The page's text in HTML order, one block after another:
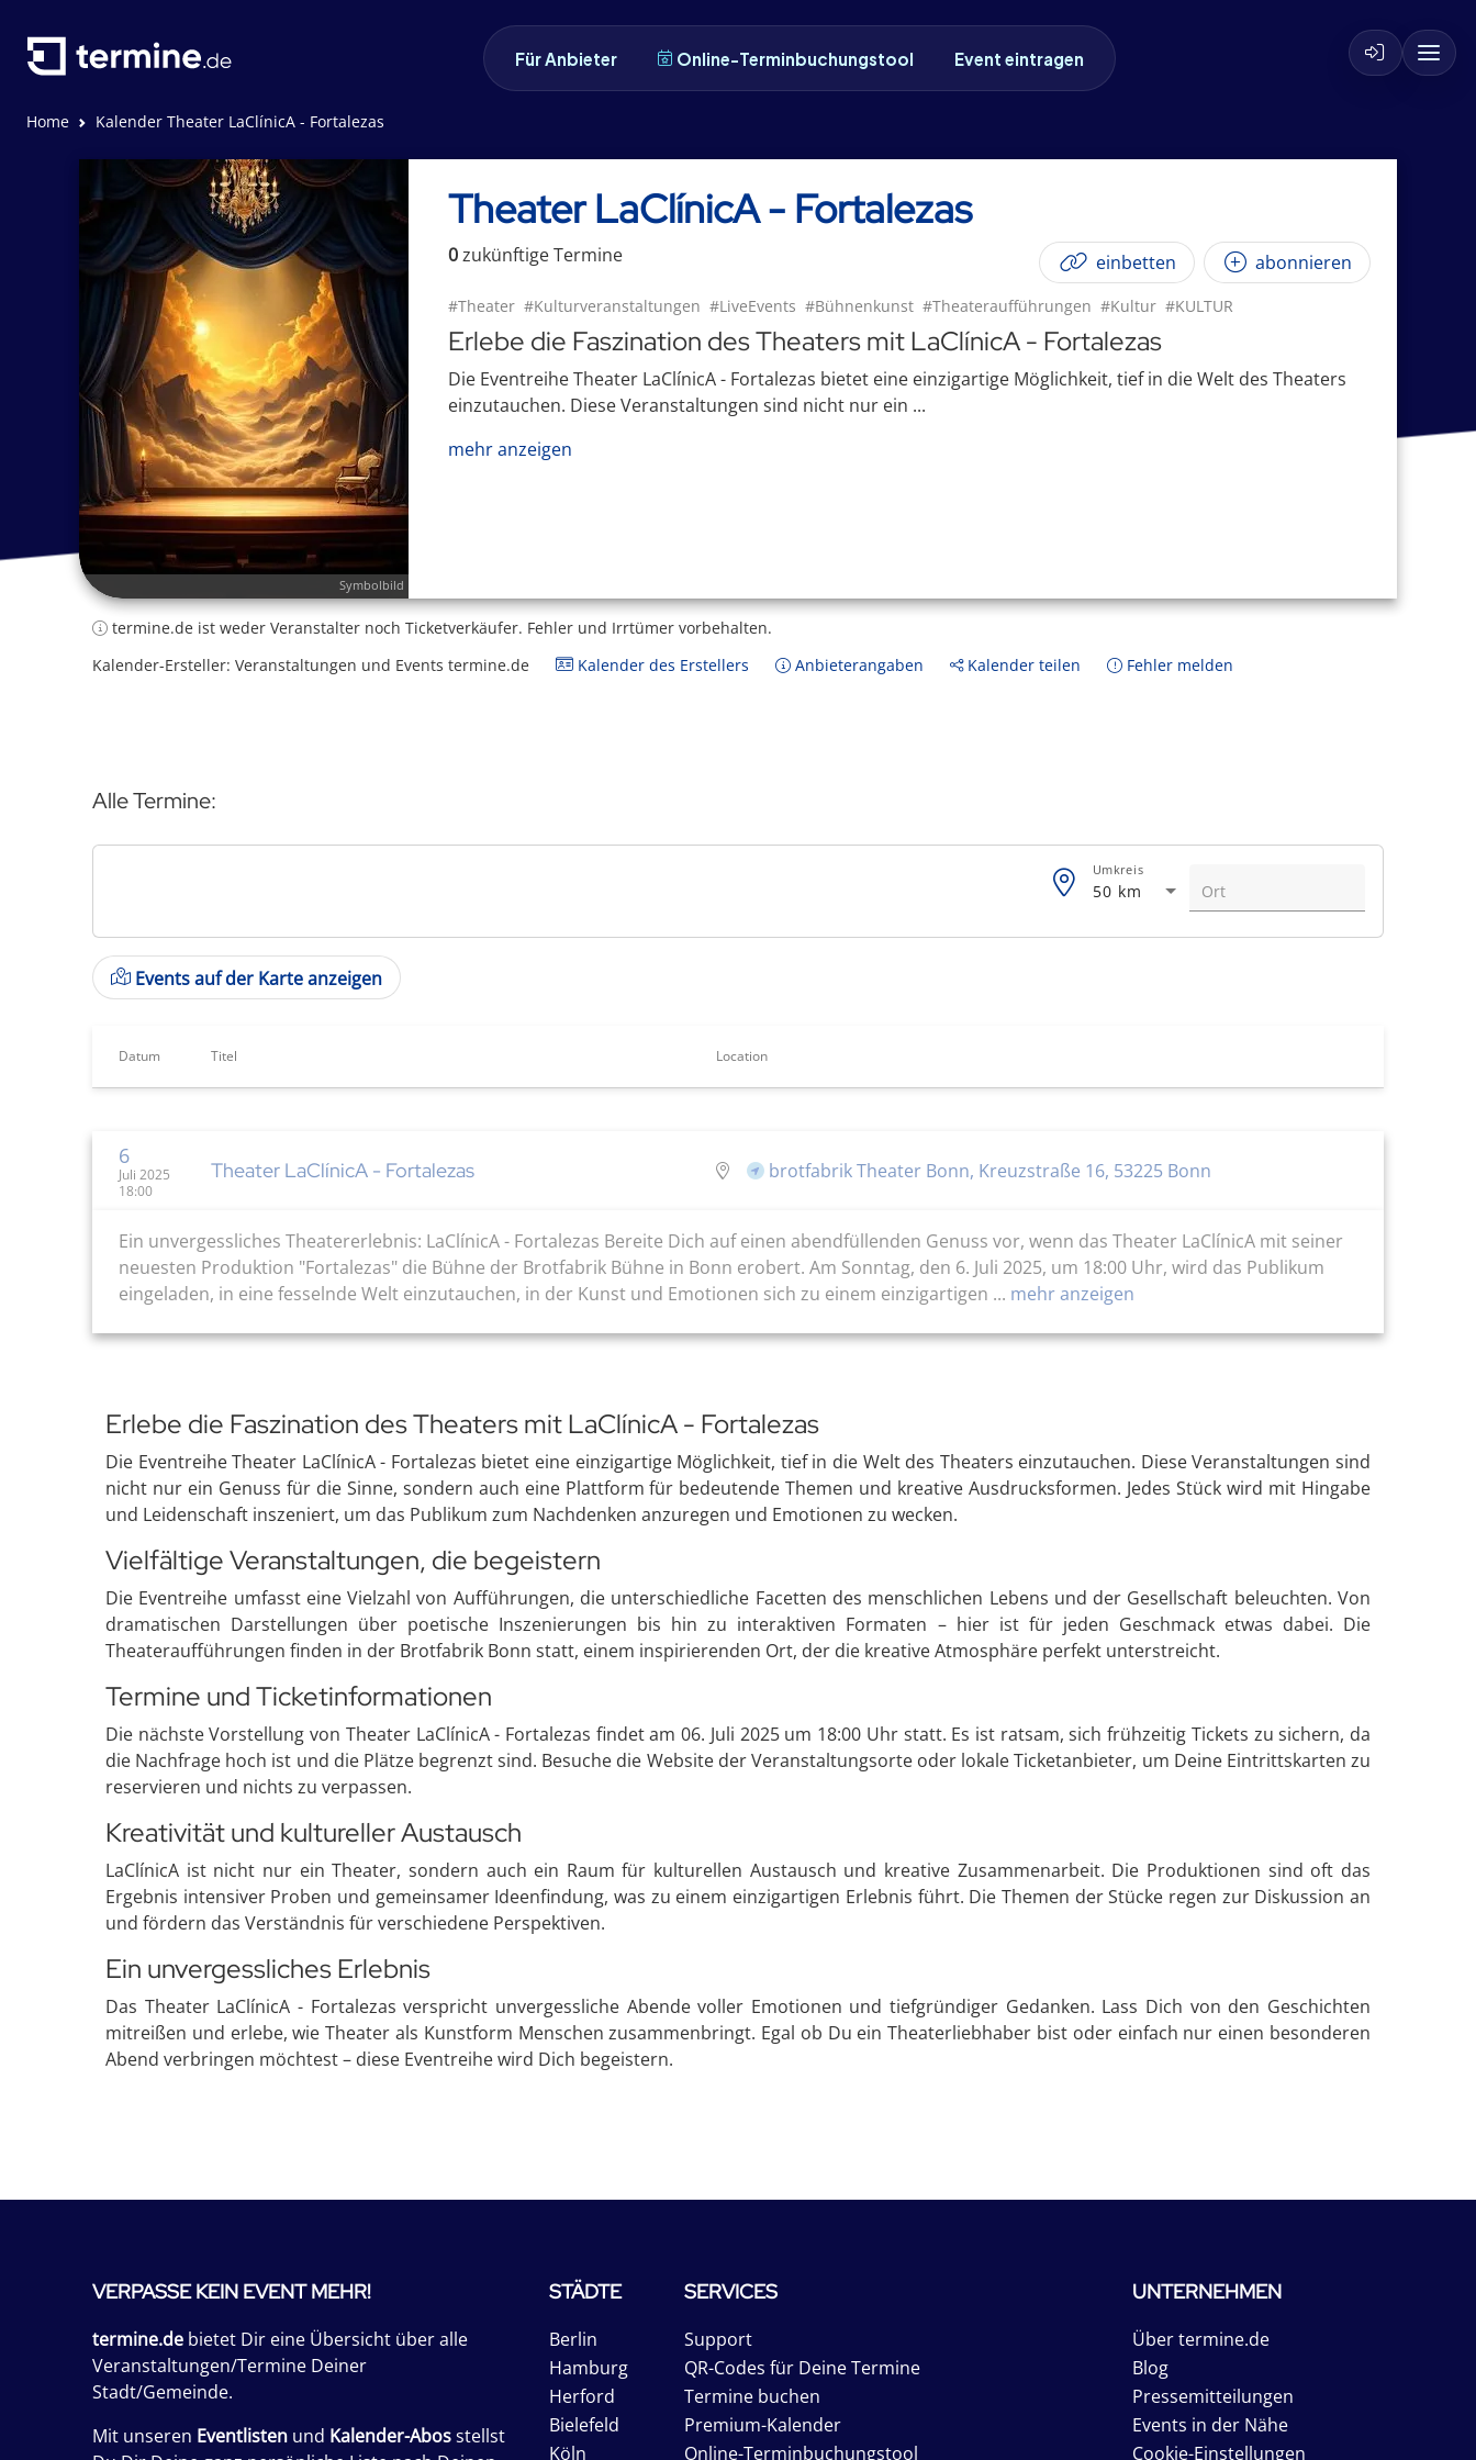
Für Anbieter Online-Terminbuchungstool Event eintragen
Home Kalender Theater LaClínicA - Fortalezas
Symbolbild
Theater LaClínicA - Fortalezas
0zukünftigeTermine einbetten abonnieren
#Theater #Kulturveranstaltungen #LiveEvents #Bühnenkunst #Theateraufführungen #Kultur #KULTUR
Erlebe die Faszination des Theaters mit LaClínicA - Fortalezas
Die Eventreihe Theater LaClínicA - Fortalezas bietet eine einzigartige Möglichkeit, tief in die Welt des Theaters
einzutauchen. Diese Veranstaltungen sind nicht nur ein ...
mehr anzeigen
termine.de ist weder Veranstalter noch Ticketverkäufer. Fehler und Irrtümer vorbehalten.
Kalender-Ersteller: Veranstaltungen und Events termine.de
Kalender des Erstellers Anbieterangaben Kalender teilen Fehler melden
Alle Termine:
50 km
Umkreis
Events auf der Karte anzeigen
Datum Titel Location
6
Juli 2025
18:00
Theater LaClínicA - Fortalezas brotfabrik Theater Bonn, Kreuzstraße 16, 53225 Bonn
Ein unvergessliches Theatererlebnis: LaClínicA - Fortalezas Bereite Dich auf einen abendfüllenden Genuss vor, wenn das Theater LaClínicA mit seiner
neuesten Produktion "Fortalezas" die Bühne der Brotfabrik Bühne in Bonn erobert. Am Sonntag, den 6. Juli 2025, um 18:00 Uhr, wird das Publikum
eingeladen, in eine fesselnde Welt einzutauchen, in der Kunst und Emotionen sich zu einem einzigartigen ... mehr anzeigen
Erlebe die Faszination des Theaters mit LaClínicA - Fortalezas
Die Eventreihe Theater LaClínicA - Fortalezas bietet eine einzigartige Möglichkeit, tief in die Welt des Theaters einzutauchen. Diese Veranstaltungen sind
nicht nur ein Genuss für die Sinne, sondern auch eine Plattform für bedeutende Themen und kreative Ausdrucksformen. Jedes Stück wird mit Hingabe
und Leidenschaft inszeniert, um das Publikum zum Nachdenken anzuregen und Emotionen zu wecken.
Vielfältige Veranstaltungen, die begeistern
Die Eventreihe umfasst eine Vielzahl von Aufführungen, die unterschiedliche Facetten des menschlichen Lebens und der Gesellschaft beleuchten. Von
dramatischen Darstellungen über poetische Inszenierungen bis hin zu interaktiven Formaten – hier ist für jeden Geschmack etwas dabei. Die
Theateraufführungen finden in der Brotfabrik Bonn statt, einem inspirierenden Ort, der die kreative Atmosphäre perfekt unterstreicht.
Termine und Ticketinformationen
Die nächste Vorstellung von Theater LaClínicA - Fortalezas findet am 06. Juli 2025 um 18:00 Uhr statt. Es ist ratsam, sich frühzeitig Tickets zu sichern, da
die Nachfrage hoch ist und die Plätze begrenzt sind. Besuche die Website der Veranstaltungsorte oder lokale Ticketanbieter, um Deine Eintrittskarten zu
reservieren und nichts zu verpassen.
Kreativität und kultureller Austausch
LaClínicA ist nicht nur ein Theater, sondern auch ein Raum für kulturellen Austausch und kreative Zusammenarbeit. Die Produktionen sind oft das
Ergebnis intensiver Proben und gemeinsamer Ideenfindung, was zu einem einzigartigen Erlebnis führt. Die Themen der Stücke regen zur Diskussion an
und fördern das Verständnis für verschiedene Perspektiven.
Ein unvergessliches Erlebnis
Das Theater LaClínicA - Fortalezas verspricht unvergessliche Abende voller Emotionen und tiefgründiger Gedanken. Lass Dich von den Geschichten
mitreißen und erlebe, wie Theater als Kunstform Menschen zusammenbringt. Egal ob Du ein Theaterliebhaber bist oder einfach nur einen besonderen
Abend verbringen möchtest – diese Eventreihe wird Dich begeistern.
VERPASSE KEIN EVENT MEHR!
termine.de bietet Dir eine Übersicht über alle
Veranstaltungen/Termine Deiner
Stadt/Gemeinde.
Mit unseren Eventlisten und Kalender-Abosstellst
STÄDTE
Berlin
Hamburg
Herford
Bielefeld
Köln
SERVICES
Support
QR-Codes für Deine Termine
Termine buchen
Premium-Kalender
Online-Terminbuchungstool
UNTERNEHMEN
Über termine.de
Blog
Pressemitteilungen
Events in der Nähe
Cookie-Einstellungen